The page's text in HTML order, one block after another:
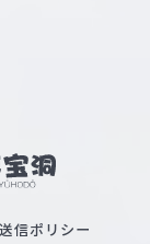
信ポリシー